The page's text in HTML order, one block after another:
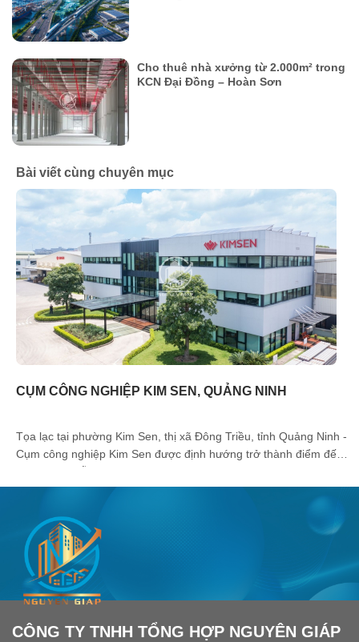
Cho thuê nhà xưởng từ 2.000m² trong
KCN Đại Đồng – Hoàn Sơn
Bài viết cùng chuyên mục
CỤM CÔNG NGHIỆP KIM SEN, QUẢNG NINH
Tọa lạc tại phường Kim Sen, thị xã Đông Triều, tỉnh Quảng Ninh -
Cụm công nghiệp Kim Sen được định hướng trở thành điểm đến
năng phát triển bền vững. Với lợi thế nằm gần các tuyến giao
đây mở ra cơ hội lớn cho các doanh nghiệp sản xuất - chế biến,
hậu cần và công nghiệp phụ trợ.
CÔNG TY TNHH TỔNG HỢP NGUYÊN GIÁP